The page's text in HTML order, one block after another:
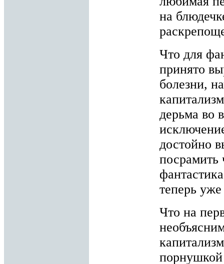
на
Что для
принято
болезни,
дерьма во
достойно
посрамить
теперь
Что на
порнушкой